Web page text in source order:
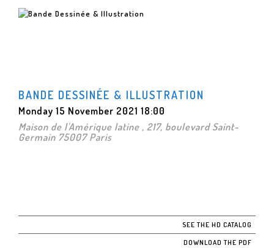
BANDE DESSINÉE & ILLUSTRATION
Monday 15 November 2021 18:00
Maison de l'Amérique latine , 217, boulevard Saint-
Germain 75007 Paris
SEE THE HD CATALOG
DOWNLOAD THE PDF